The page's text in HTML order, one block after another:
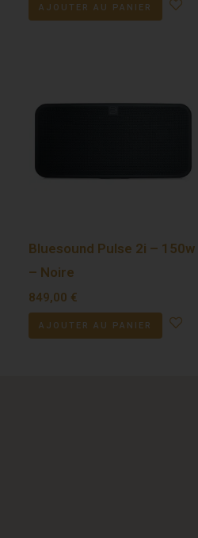
AJOUTER AU PANIER
Bluesound Pulse 2i – 150w
– Noire
849,00 €
AJOUTER AU PANIER